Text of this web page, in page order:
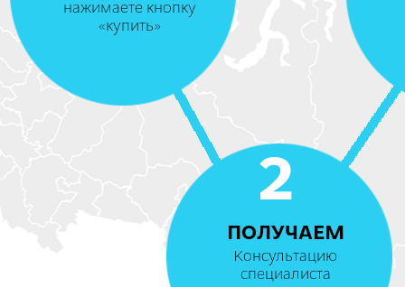
нажимаете кнопку
«купить»
2
ПОЛУЧАЕМ
Консультацию
специалиста